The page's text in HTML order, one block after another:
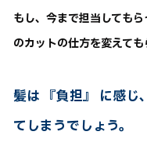
もし、今まで担当しても
のカットの仕方を変えて
髪は 『負担』 に感じ
てしまうでしょう。